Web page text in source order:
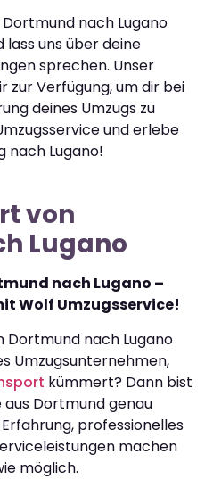
nach Lugano
uns über deine
sprechen. Unser
zur Verfügung, um dir bei
deines Umzugs zu
und erlebe
nach Lugano!
von
Lugano
nach Lugano –
Wolf Umzugsservice!
Dortmund nach Lugano
Umzugsunternehmen,
kümmert? Dann bist
aus Dortmund genau
professionelles
machen
möglich.